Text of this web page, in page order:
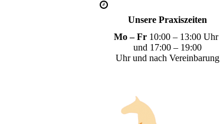
Unsere Praxiszeiten
Mo – Fr 10:00 – 13:00 Uhr
und 17:00 – 19:00
Uhr und nach Vereinbarung